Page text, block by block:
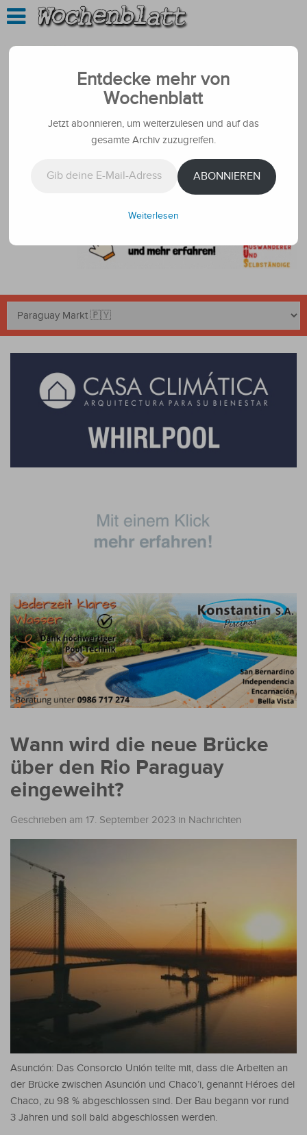
Wann wird die neue Brücke
über den Rio Paraguay
eingeweiht?
Geschrieben am 17. September 2023 in Nachrichten
Asunción: Das Consorcio Unión teilte mit, dass die Arbeiten an
der Brücke zwischen Asunción und Chaco’i, genannt Héroes del
Chaco, zu 98 % abgeschlossen sind. Der Bau begann vor rund
3 Jahren und soll bald abgeschlossen werden.
Entdecke mehr von
Wochenblatt
Jetzt abonnieren, um weiterzulesen und auf das
gesamte Archiv zuzugreifen.
ABONNIEREN
Weiterlesen